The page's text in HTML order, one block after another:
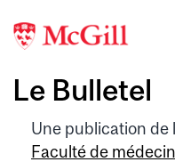
Le Bulletel
Une publication de
Faculté de